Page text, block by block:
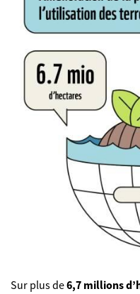
Sur plus de6,7 millions